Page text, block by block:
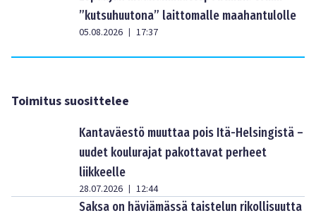
”kutsuhuutona” laittomalle maahantulolle
05.08.2026 | 17:37
Toimitus suosittelee
Kantaväestö muuttaa pois Itä-Helsingistä –
uudet koulurajat pakottavat perheet
liikkeelle
28.07.2026 | 12:44
Saksa on häviämässä taistelun rikollisuutta